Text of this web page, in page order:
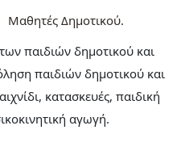
Μαθητές Δημοτικού
παιδιών δημοτικού και
παιδιών δημοτικού και
κατασκευές, παιδική
αγωγή.